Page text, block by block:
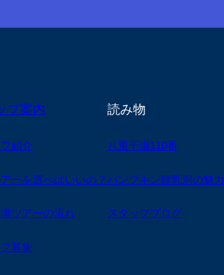
プ案内
紹介
ーを選べばいいの？
ツアーの流れ
募集
読み物
八重干瀬110番
パンプキン鍾乳洞の魅力
スタッフブログ